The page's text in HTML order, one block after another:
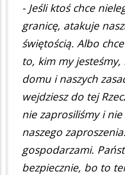
- Jeśli ktoś chce
granicę, atakuje
świętością. Albo
to, kim my jesteśmy,
domu i naszych
wejdziesz do tej
nie zaprosiliśmy i
naszego
gospodarzami.
bezpiecznie, bo to